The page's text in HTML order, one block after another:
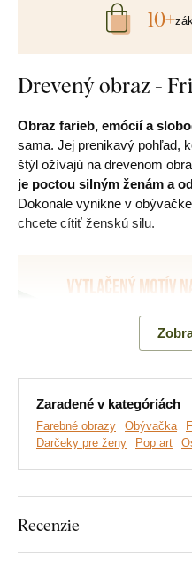
Drevený obraz -
Obraz farieb, emócií a
sama. Jej prenikavý pohľad,
štýl ožívajú na drevenom
je poctou silným ženám a
Dokonale vynikne v
chcete cítiť ženskú silu.
drevenej doske.
na dosku a obraz vyrežeme
vďaka čomu má výrobok z
10+
Zaradené v kategóriách
Farebné obrazy Obývačka
Darčeky pre ženy
Pop art
Recenzie